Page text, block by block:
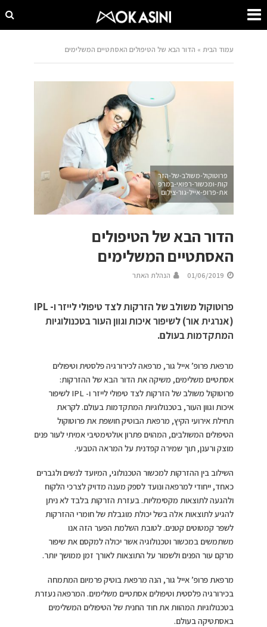
עמוד הבית » הדור הבא של הטיפולים האסתטיים המשלימים
פרוטוקול-משולב-של-הזר
קות-ומכשור-רפואי-במרפ
את-פרופ-אייל-גור-צילום
הדור הבא של הטיפולים
האסתטיים המשלימים
01/06/2019 הנהלת האתר
פרוטוקול משולב של הזרקות לצד טיפולי לייזר ו- IPL
(אנרגית אור) לשיפור איכות וגוון העור בטכנולוגיות
המתקדמות בעולם.
מרפאת פרופ’ אייל גור, מרפאה לכירורגיה פלסטית וטיפולים
אסתטיים משלימים, משיקה את הדור הבא של ההזרקות:
פרוטוקול משולב של הזרקות לצד טיפולי לייזר ו- IPL לשיפור
איכות וגוון העור, בטכנולוגיות המתקדמות בעולם. לקראת
תחילת אירועי הקיץ, מרפאת הבוטיק חושפת את פרוטוקול
הטיפולים המשולבים, המהוים פתרון אולטימטיבי אמיתי לעור פנים
מוצק ורענן, תוך שמירה קפדנית על המראה הטבעי.
השילוב בין ההזרקות למכשור הטכנולוגי, המיועד לנשים ולגברים
כאחד, ייחודי למרפאה ונועד לספק מענה מדויק לצרכי הלקוח
ולהגעה לתוצאות מקסימליות. בעזרת הזרקות בלבד לא ניתן
להגיע לתוצאות אלה בשל יכולת מוגבלת של חומרי ההזרקות
לשפר קמטוטים קטנים. לטובת השלמת הפער הזה אנו
משתמשים במכשור וטכנולוגיה אשר יכולה למקסם את שיפור
מרקם עור הפנים ולשמור על התוצאות לאורך זמן ממושך יותר.
מרפאת פרופ’ אייל גור, הנה מרפאת בוטיק פרמיום המתמחה
בכירורגיה פלסטית וטיפולים אסתטיים משלימים. המרפאה נעזרת
בטכנולוגיות המהוות את חוד החנית של הטיפולים המשלימים
באסתטיקה בעולם.